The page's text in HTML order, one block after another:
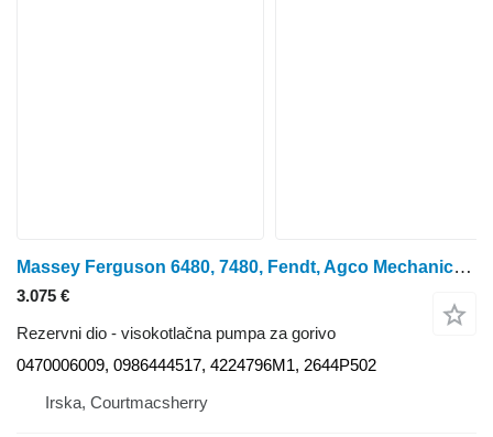
Massey Ferguson 6480, 7480, Fendt, Agco Mechanical Injection Pump Kit 0470006009 visokotlačna pumpa za gorivo za traktora na kotačima
3.075 €
Rezervni dio - visokotlačna pumpa za gorivo
0470006009, 0986444517, 4224796M1, 2644P502
Irska, Courtmacsherry